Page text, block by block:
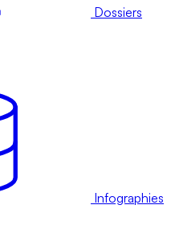
Dossiers
Infographies